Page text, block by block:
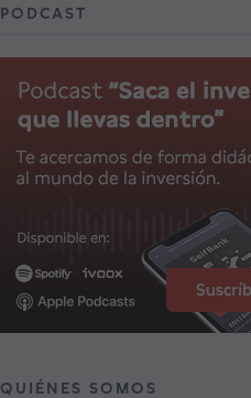
PODCAST
QUIÉNES SOMOS